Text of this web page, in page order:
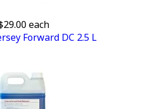
each
Forward DC 2.5 L